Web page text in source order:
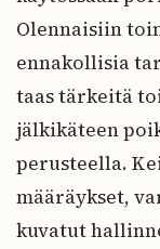
Olennaisiin
ennakollisia
taas tärkeitä
jälkikäteen
perusteella.
määräykset,
kuvatut